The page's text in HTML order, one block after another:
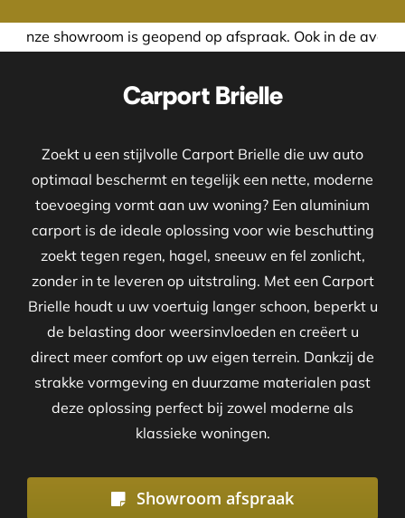
is geopend op afspraak. Ook in de avond of in het
Carport Brielle
Zoekt u een stijlvolle Carport Brielle die uw auto
optimaal beschermt en tegelijk een nette, moderne
toevoeging vormt aan uw woning? Een aluminium
carport is de ideale oplossing voor wie beschutting
zoekt tegen regen, hagel, sneeuw en fel zonlicht,
zonder in te leveren op uitstraling. Met een Carport
Brielle houdt u uw voertuig langer schoon, beperkt u
de belasting door weersinvloeden en creëert u
direct meer comfort op uw eigen terrein. Dankzij de
strakke vormgeving en duurzame materialen past
deze oplossing perfect bij zowel moderne als
klassieke woningen.
Showroom afspraak